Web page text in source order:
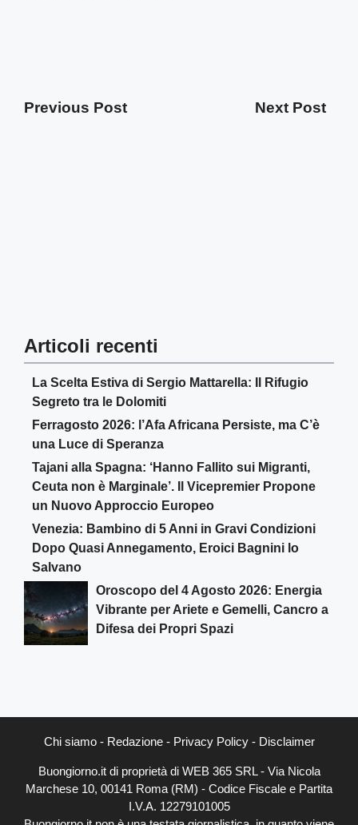
Previous Post Next Post
Articoli recenti
La Scelta Estiva di Sergio Mattarella: Il Rifugio
Segreto tra le Dolomiti
Ferragosto 2026: l’Afa Africana Persiste, ma C’è
una Luce di Speranza
Tajani alla Spagna: ‘Hanno Fallito sui Migranti,
Ceuta non è Marginale’. Il Vicepremier Propone
un Nuovo Approccio Europeo
Venezia: Bambino di 5 Anni in Gravi Condizioni
Dopo Quasi Annegamento, Eroici Bagnini lo
Salvano
Oroscopo del 4 Agosto 2026: Energia
Vibrante per Ariete e Gemelli, Cancro a
Difesa dei Propri Spazi
Chi siamo- Redazione- Privacy Policy- Disclaimer
Buongiorno.it di proprietà di WEB 365 SRL - Via Nicola
Marchese 10, 00141 Roma (RM) - Codice Fiscale e Partita
I.V.A. 12279101005